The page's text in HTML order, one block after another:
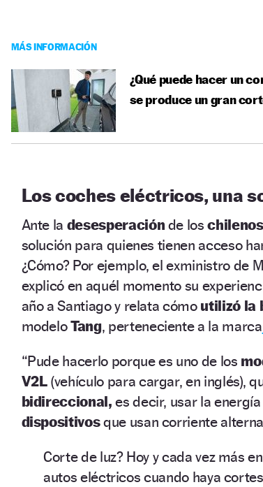
MÁS INFORMACIÓN
¿Qué puede hacer un
se produce un gran
Los coches eléctricos, una
Ante la desesperación de loschilenos
solución para quienes tienen acceso
¿Cómo? Por ejemplo, el exministro de
explicó en aquél momento su
año a Santiago y relata cómo utilizó la
modeloTang, perteneciente a la marca
“Pude hacerlo porque es uno de los
V2L (vehículo para cargar, en inglés),
bidireccional,es decir, usar la
dispositivosque usan corriente
Corte de luz? Hoy y cada vez más
autos eléctricos cuando haya